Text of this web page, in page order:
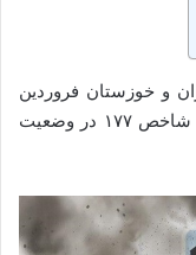
و خوزستان فروردین
1401 که آلودگی هوا در تهران هم اکنون با شاخص ۱۷۷ در وضعیت